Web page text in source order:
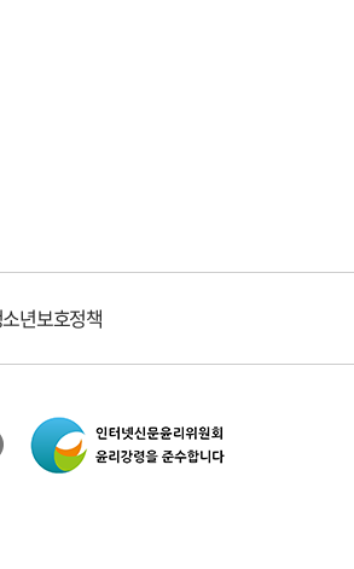
년보호정책